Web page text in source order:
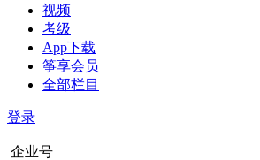
视频
考级
App下载
筝享会员
全部栏目
登录
企业号